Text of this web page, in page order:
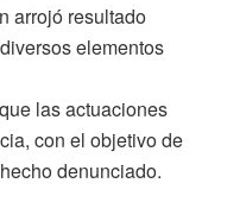
arrojó resultado
elementos
las actuaciones
con el objetivo de
denunciado.